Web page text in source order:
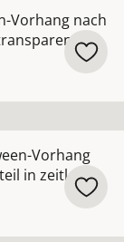
Vorhang nach
Vorhang
in zeitlosen